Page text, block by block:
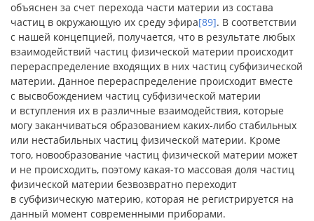
объяснен за счет перехода части материи из состава
частиц в окружающую их среду эфира[89]. В соответствии
с нашей концепцией, получается, что в результате любых
взаимодействий частиц физической материи происходит
перераспределение входящих в них частиц субфизической
материи. Данное перераспределение происходит вместе
с высвобождением частиц субфизической материи
и вступления их в различные взаимодействия, которые
могу заканчиваться образованием каких-либо стабильных
или нестабильных частиц физической материи. Кроме
того, новообразование частиц физической материи может
и не происходить, поэтому какая-то массовая доля частиц
физической материи безвозвратно переходит
в субфизическую материю, которая не регистрируется на
данный момент современными приборами.